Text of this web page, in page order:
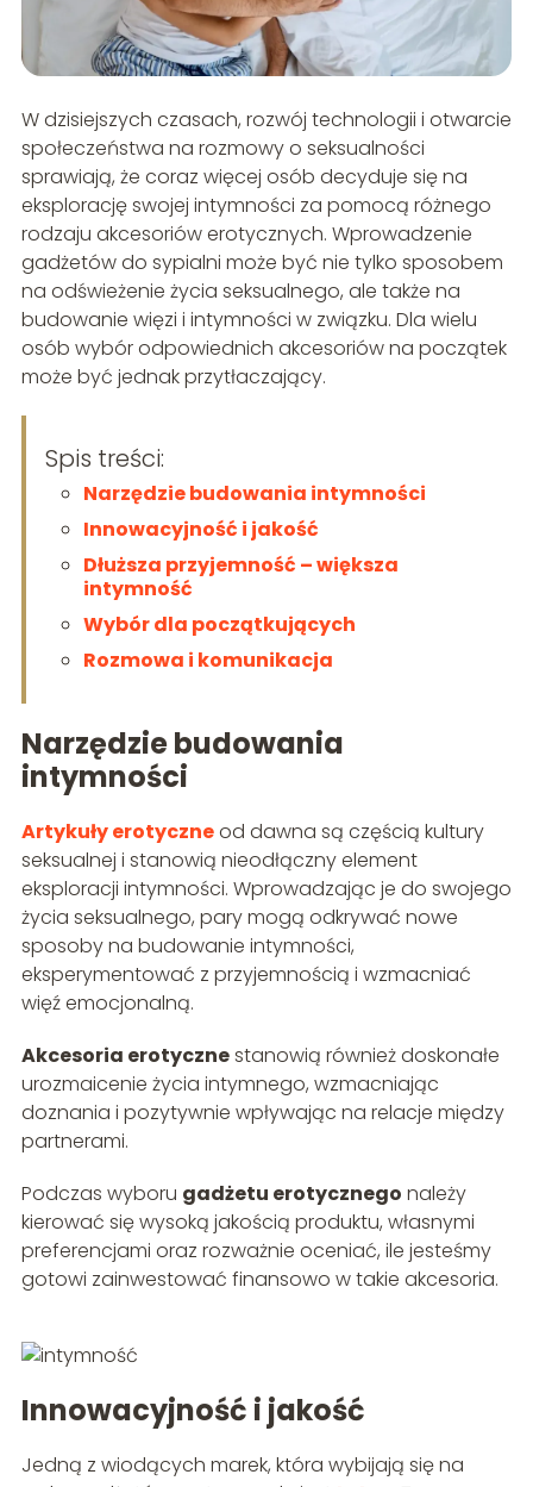
W dzisiejszych czasach, rozwój technologii i otwarcie
społeczeństwa na rozmowy o seksualności
sprawiają, że coraz więcej osób decyduje się na
eksplorację swojej intymności za pomocą różnego
rodzaju akcesoriów erotycznych. Wprowadzenie
gadżetów do sypialni może być nie tylko sposobem
na odświeżenie życia seksualnego, ale także na
budowanie więzi i intymności w związku. Dla wielu
osób wybór odpowiednich akcesoriów na początek
może być jednak przytłaczający.
Spis treści:
Narzędzie budowania intymności
Innowacyjność i jakość
Dłuższa przyjemność – większa
intymność
Wybór dla początkujących
Rozmowa i komunikacja
Narzędzie budowania
intymności
Artykuły erotyczneod dawna są częścią kultury
seksualnej i stanowią nieodłączny element
eksploracji intymności. Wprowadzając je do swojego
życia seksualnego, pary mogą odkrywać nowe
sposoby na budowanie intymności,
eksperymentować z przyjemnością i wzmacniać
więź emocjonalną.
Akcesoria erotycznestanowią również doskonałe
urozmaicenie życia intymnego, wzmacniając
doznania i pozytywnie wpływając na relacje między
partnerami.
Podczas wyboru gadżetu erotycznego należy
kierować się wysoką jakością produktu, własnymi
preferencjami oraz rozważnie oceniać, ile jesteśmy
gotowi zainwestować finansowo w takie akcesoria.
Innowacyjność i jakość
Jedną z wiodących marek, która wybijają się na